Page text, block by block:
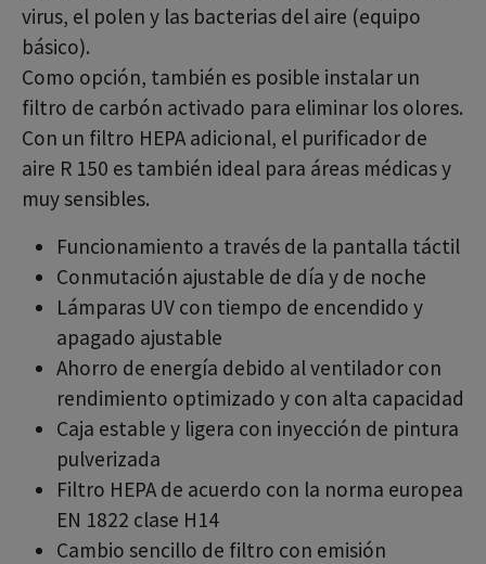
virus, el polen y las bacterias del aire (equipo
básico).
Como opción, también es posible instalar un
filtro de carbón activado para eliminar los olores.
Con un filtro HEPA adicional, el purificador de
aire R 150 es también ideal para áreas médicas y
muy sensibles.
Funcionamiento a través de la pantalla táctil
Conmutación ajustable de día y de noche
Lámparas UV con tiempo de encendido y
apagado ajustable
Ahorro de energía debido al ventilador con
rendimiento optimizado y con alta capacidad
Caja estable y ligera con inyección de pintura
pulverizada
Filtro HEPA de acuerdo con la norma europea
EN 1822 clase H14
Cambio sencillo de filtro con emisión